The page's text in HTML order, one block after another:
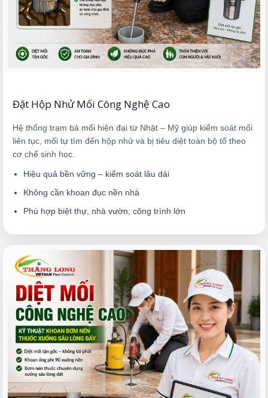
Đặt Hộp Nhử Mối Công Nghệ Cao
Hệ thống trạm bả mối hiện đại từ Nhật – Mỹ giúp kiểm soát mối
liên tục, mối tự tìm đến hộp nhử và bị tiêu diệt toàn bộ tổ theo
cơ chế sinh học.
Hiệu quả bền vững – kiểm soát lâu dài
Không cần khoan đục nền nhà
Phù hợp biệt thự, nhà vườn, công trình lớn